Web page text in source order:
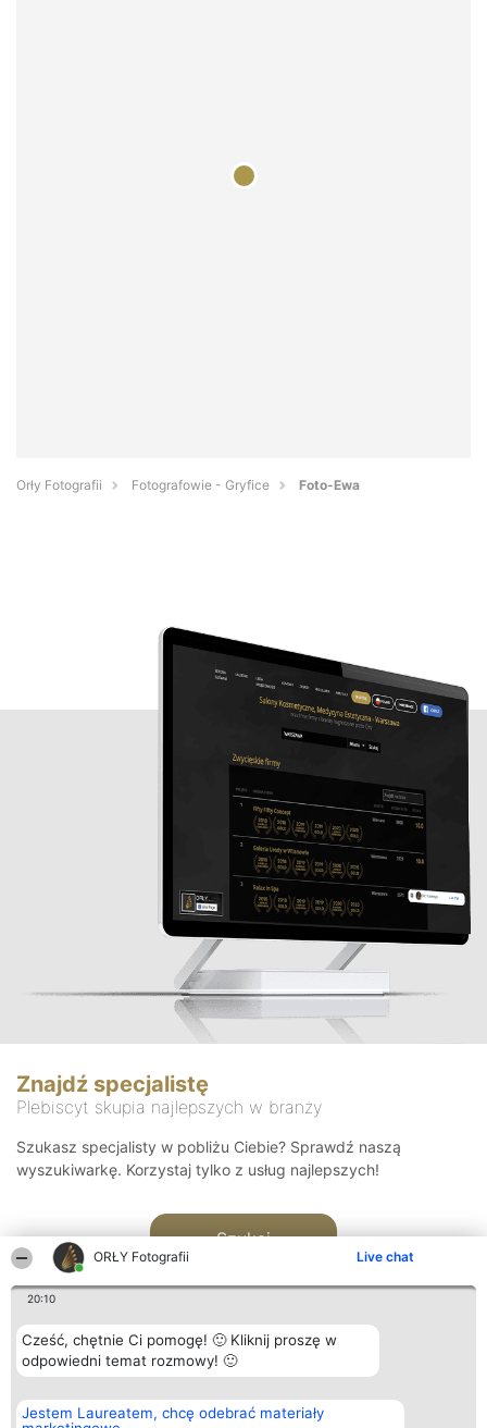
ORŁY Fotografii Live chat
20:10
Cześć, chętnie Ci pomogę! 🙂 Kliknij proszę w
odpowiedni temat rozmowy! 🙂
Jestem Laureatem, chcę odebrać materiały
Orły Fotografii Fotografowie - Gryfice Foto-Ewa
Znajdź specjalistę
Plebiscyt skupia najlepszych w branży
Szukasz specjalisty w pobliżu Ciebie? Sprawdź naszą
wyszukiwarkę. Korzystaj tylko z usług najlepszych!
Szukaj
Organizator plebiscytu
Bright Side Solutions sp. z o.
Plebiscyt
Laureaci
Kontakt
Kontakt